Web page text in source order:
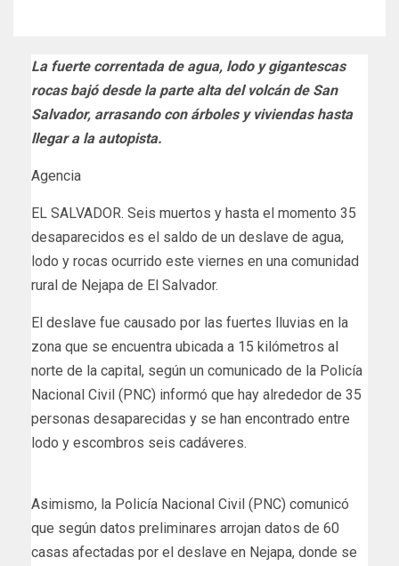
La fuerte correntada de agua, lodo y gigantescas
rocas bajó desde la parte alta del volcán de San
Salvador, arrasando con árboles y viviendas hasta
llegar a la autopista.
Agencia
EL SALVADOR. Seis muertos y hasta el momento 35
desaparecidos es el saldo de un deslave de agua,
lodo y rocas ocurrido este viernes en una comunidad
rural de Nejapa de El Salvador.
El deslave fue causado por las fuertes lluvias en la
zona que se encuentra ubicada a 15 kilómetros al
norte de la capital, según un comunicado de la Policía
Nacional Civil (PNC) informó que hay alrededor de 35
personas desaparecidas y se han encontrado entre
lodo y escombros seis cadáveres.
Asimismo, la Policía Nacional Civil (PNC) comunicó
que según datos preliminares arrojan datos de 60
casas afectadas por el deslave en Nejapa, donde se